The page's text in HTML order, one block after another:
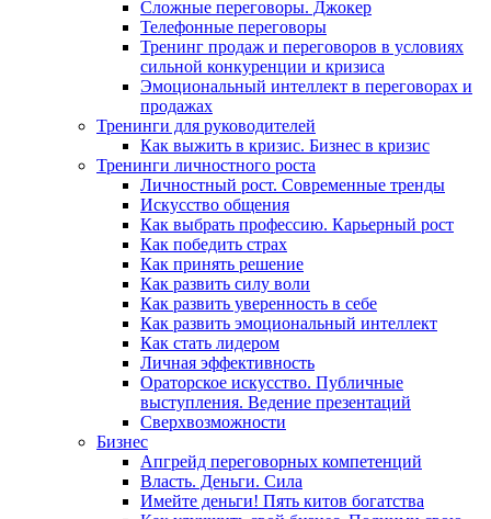
Сложные переговоры. Джокер
Телефонные переговоры
Тренинг продаж и переговоров в условиях
сильной конкуренции и кризиса
Эмоциональный интеллект в переговорах и
продажах
Тренинги для руководителей
Как выжить в кризис. Бизнес в кризис
Тренинги личностного роста
Личностный рост. Современные тренды
Искусство общения
Как выбрать профессию. Карьерный рост
Как победить страх
Как принять решение
Как развить силу воли
Как развить уверенность в себе
Как развить эмоциональный интеллект
Как стать лидером
Личная эффективность
Ораторское искусство. Публичные
выступления. Ведение презентаций
Сверхвозможности
Бизнес
Апгрейд переговорных компетенций
Власть. Деньги. Сила
Имейте деньги! Пять китов богатства